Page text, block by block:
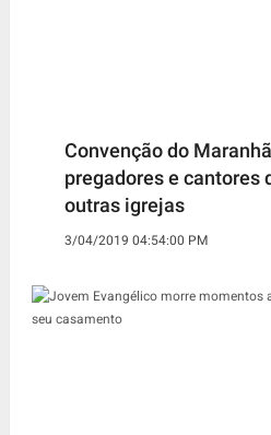
Convenção do
pregadores e cantores
outras igrejas
3/04/2019 04:54:00 PM